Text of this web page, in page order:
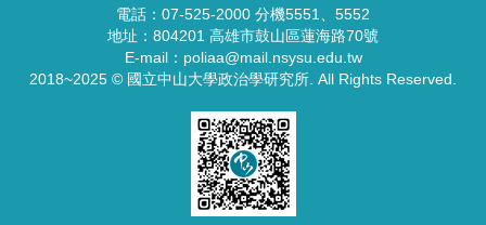
電話：07-525-2000 分機5551、5552
地址：804201 高雄市鼓山區蓮海路70號
E-mail：poliaa@mail.nsysu.edu.tw
2018~2025 © 國立中山大學政治學研究所. All Rights Reserved.